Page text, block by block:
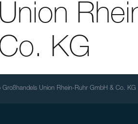
MSP Schrägdach
MSP Schrägdach
MSP Metalldach
Union
KG
Großhandels Union Rhein-Ruhr GmbH & Co. KG